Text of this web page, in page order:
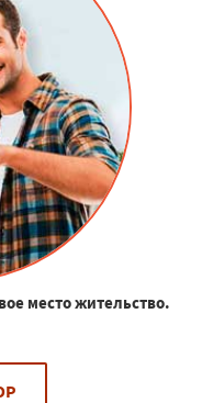
место жительство.